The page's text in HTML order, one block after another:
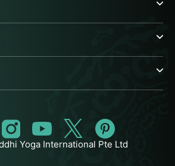
Yoga International Pte Ltd